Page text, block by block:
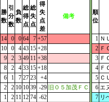
勝
数
引
分
数
負
数
総
得
点
総
失
点
得
失
点
差
備考
14 0 0 64 7 +57
10 0 4 43 15 +28
9 2 3 49 11 +38
8 2 4 33 15 +18
6 1 7 27 23
+4
2 2 10 10 39 -29 旧０５加茂ＦＣ
1 2 11 12 74 -62
順
位
1 Ｎ
2 Ｆ
3 Ｆ
4 Ｆ
5 Ｃ
6 エ
7 リ